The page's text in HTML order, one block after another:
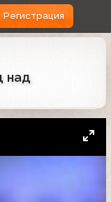
Регистрация
над